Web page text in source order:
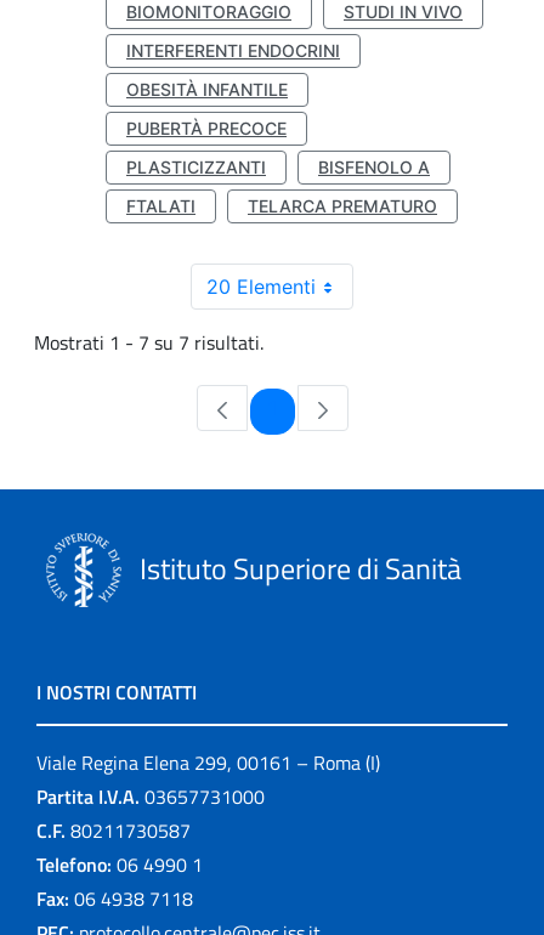
BIOMONITORAGGIO
STUDI IN VIVO
INTERFERENTI ENDOCRINI
OBESITÀ INFANTILE
PUBERTÀ PRECOCE
PLASTICIZZANTI
BISFENOLO A
FTALATI
TELARCA PREMATURO
20 Elementi
Mostrati 1 - 7 su 7 risultati.
Pagina
Istituto Superiore di Sanità
I NOSTRI CONTATTI
Viale Regina Elena 299, 00161 – Roma (I)
Partita I.V.A. 03657731000
C.F. 80211730587
Telefono: 06 4990 1
Fax: 06 4938 7118